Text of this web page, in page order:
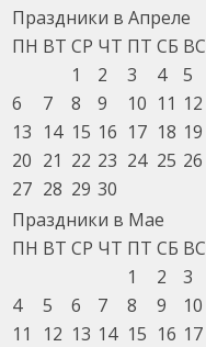
Праздники в Апреле
ПН ВТ СР ЧТ ПТ СБ ВС
1
2 3 4
5
6
7 8 9 10 11 12
13 14 15 16 17 18 19
20 21 22 23 24 25 26
27 28 29 30
Праздники в Мае
ПН ВТ СР ЧТ ПТ СБ ВС
1
2
3
4
5 6 7 8 9
10
11
12 13 14 15 16 17